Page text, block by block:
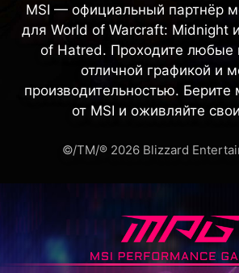
MSI — официальный партнёр
для World of Warcraft: Midnight
of Hatred. Проходите любые
отличной графикой и
производительностью.
от MSI и оживляйте
©/TM/® 2026 Blizzard